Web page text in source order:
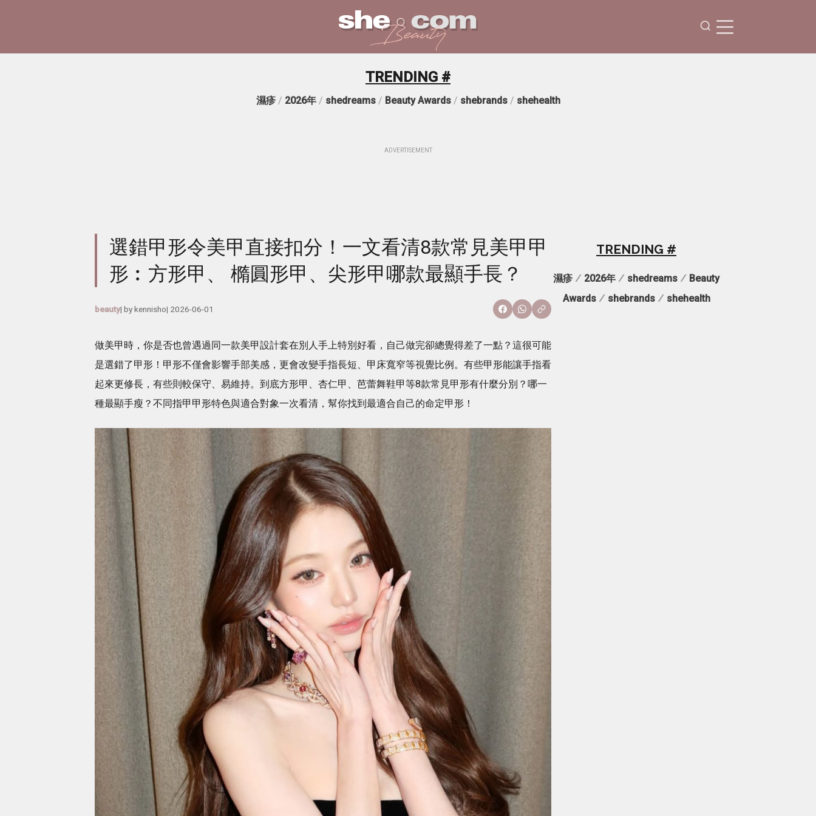
TRENDING #
濕疹/ 2026年/ shedreams/ Beauty Awards/ shebrands/ shehealth
ADVERTISEMENT
選錯甲形令美甲直接扣分！一文看清8款常見美甲甲
形︰方形甲、 橢圓形甲、尖形甲哪款最顯手長？
beauty| bykennisho| 2026-06-01
做美甲時，你是否也曾遇過同一款美甲設計套在別人手上特別好看，自己做完卻總覺得差了一點？這很可能
是選錯了甲形！甲形不僅會影響手部美感，更會改變手指長短、甲床寬窄等視覺比例。有些甲形能讓手指看
起來更修長，有些則較保守、易維持。到底方形甲、杏仁甲、芭蕾舞鞋甲等8款常見甲形有什麼分別？哪一
種最顯手瘦？不同指甲甲形特色與適合對象一次看清，幫你找到最適合自己的命定甲形！
TRENDING #
濕疹 / 2026年 / shedreams / Beauty
Awards/ shebrands/ shehealth